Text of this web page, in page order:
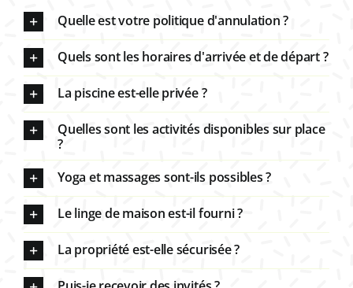
Quelle est votre politique d'annulation ?
Quels sont les horaires d'arrivée et de départ ?
La piscine est-elle privée ?
Quelles sont les activités disponibles sur place
?
Yoga et massages sont-ils possibles ?
Le linge de maison est-il fourni ?
La propriété est-elle sécurisée ?